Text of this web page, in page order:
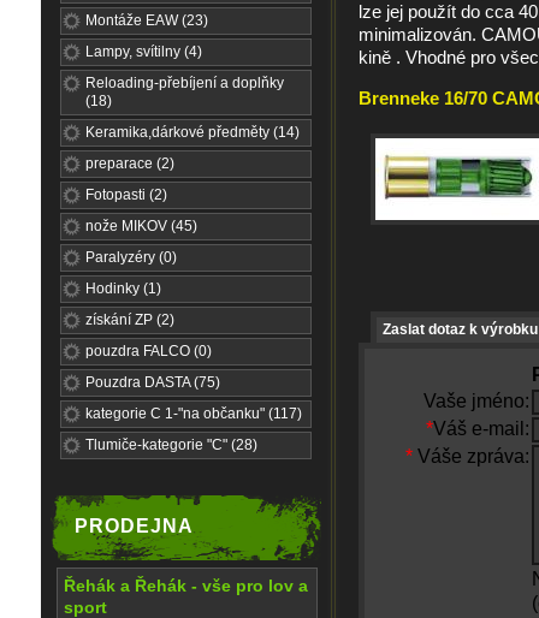
Montáže EAW (23)
Lampy, svítilny (4)
Reloading-přebíjení a doplňky
(18)
Keramika,dárkové předměty (14)
preparace (2)
Fotopasti (2)
nože MIKOV (45)
Paralyzéry (0)
Hodinky (1)
získání ZP (2)
pouzdra FALCO (0)
Pouzdra DASTA (75)
kategorie C 1-"na občanku" (117)
Tlumiče-kategorie "C" (28)
PRODEJNA
Řehák a Řehák - vše pro lov a
sport
lze jej použít do cca
minimalizován.
kině . Vhodné pro
Brenneke 16/70
Zaslat dotaz k výrobku
Vaše jméno:
*Váš e-mail:
* Váše zpráva: